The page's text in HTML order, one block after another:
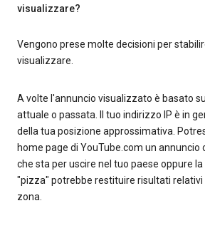
visualizzare?
Vengono prese molte decisioni per
visualizzare.
A volte l'annuncio visualizzato è basato
attuale o passata. Il tuo indirizzo IP è in
della tua posizione approssimativa.
home page di YouTube.com un annuncio
che sta per uscire nel tuo paese oppure
"pizza" potrebbe restituire risultati
zona.